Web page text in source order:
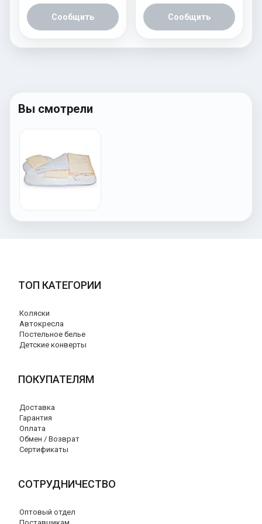
Сообщить Сообщить
Вы смотрели
ТОП КАТЕГОРИИ
Коляски
Автокресла
Постельное белье
Детские конверты
ПОКУПАТЕЛЯМ
Доставка
Гарантия
Оплата
Обмен / Возврат
Сертификаты
СОТРУДНИЧЕСТВО
Оптовый отдел